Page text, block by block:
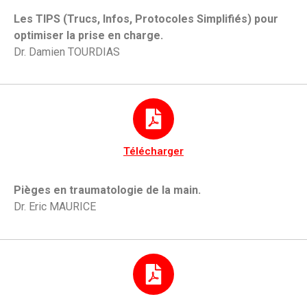
Les TIPS (Trucs, Infos, Protocoles Simplifiés) pour
optimiser la prise en charge.
Dr. Damien TOURDIAS
Télécharger
Pièges en traumatologie de la main.
Dr. Eric MAURICE